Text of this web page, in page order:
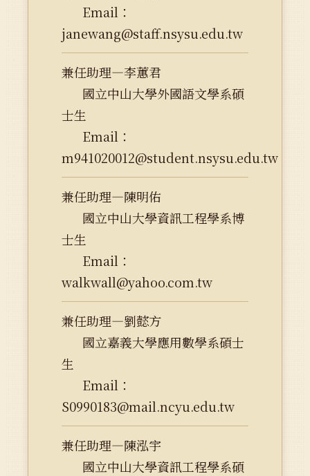
Email：
janewang@staff.nsysu.edu.tw
兼任助理—李蕙君
國立中山大學外國語文學系碩
士生
Email：
m941020012@student.nsysu.edu.tw
兼任助理—陳明佑
國立中山大學資訊工程學系博
士生
Email：
walkwall@yahoo.com.tw
兼任助理—劉懿方
國立嘉義大學應用數學系碩士
生
Email：
S0990183@mail.ncyu.edu.tw
兼任助理—陳泓宇
國立中山大學資訊工程學系碩